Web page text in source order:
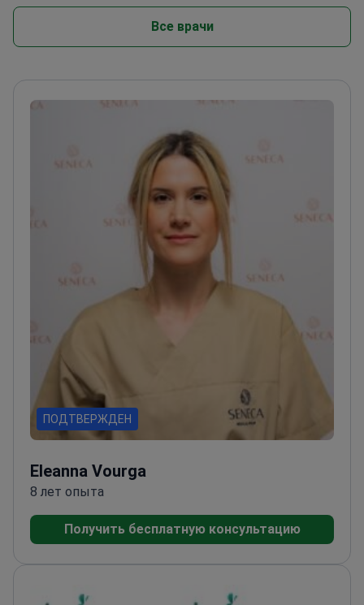
Все врачи
ПОДТВЕРЖДЕН
Eleanna Vourga
8 лет опыта
Получить бесплатную консультацию